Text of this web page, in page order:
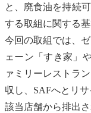
と、廃食油を持続
する取組に関する
今回の取組では、
ェーン「すき家」
ァミリーレストラ
収し、SAFへと リ
該当店舗から排出